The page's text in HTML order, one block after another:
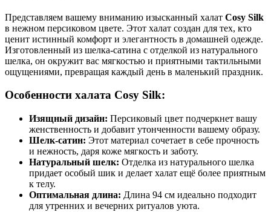
Представляем вашему вниманию изысканный халат Cosy Silk
в нежном персиковом цвете. Этот халат создан для тех, кто
ценит истинный комфорт и элегантность в домашней одежде.
Изготовленный из шелка-сатина с отделкой из натурального
шелка, он окружит вас мягкостью и приятными тактильными
ощущениями, превращая каждый день в маленький праздник.
Особенности халата Cosy Silk:
Изящный дизайн: Персиковый цвет подчеркнет вашу
женственность и добавит утонченности вашему образу.
Шелк-сатин: Этот материал сочетает в себе прочность
и нежность, даря кожe мягкость и заботу.
Натуральный шелк: Отделка из натурального шелка
придает особый шик и делает халат ещё более приятным
к телу.
Оптимальная длина: Длина 94 см идеально подходит
для утренних и вечерних ритуалов уюта.